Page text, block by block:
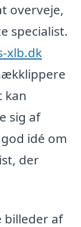
overveje,
specialist.
xlb.dk
kan
sig af
idé om
der
billeder af